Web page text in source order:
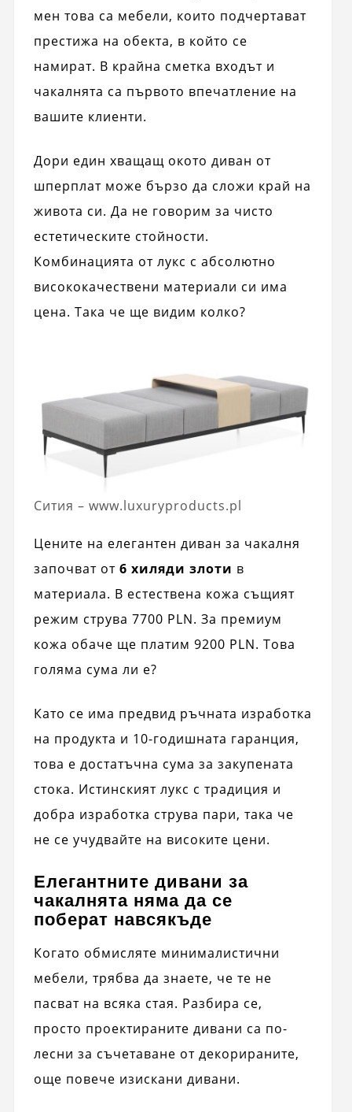
мен това са мебели, които подчертават
престижа на обекта, в който се
намират. В крайна сметка входът и
чакалнята са първото впечатление на
вашите клиенти.
Дори един хващащ окото диван от
шперплат може бързо да сложи край на
живота си. Да не говорим за чисто
естетическите стойности.
Комбинацията от лукс с абсолютно
висококачествени материали си има
цена. Така че ще видим колко?
Сития – www.luxuryproducts.pl
Цените на елегантен диван за чакалня
започват от 6 хиляди злоти в
материала. В естествена кожа същият
режим струва 7700 PLN. За премиум
кожа обаче ще платим 9200 PLN. Това
голяма сума ли е?
Като се има предвид ръчната изработка
на продукта и 10-годишната гаранция,
това е достатъчна сума за закупената
стока. Истинският лукс с традиция и
добра изработка струва пари, така че
не се учудвайте на високите цени.
Елегантните дивани за
чакалнята няма да се
поберат навсякъде
Когато обмисляте минималистични
мебели, трябва да знаете, че те не
пасват на всяка стая. Разбира се,
просто проектираните дивани са по-
лесни за съчетаване от декорираните,
още повече изискани дивани.